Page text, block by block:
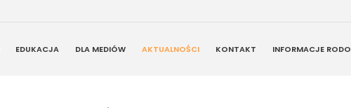
EDUKACJA DLA MEDIÓW AKTUALNOŚCI KONTAKT INFORMACJE RODO